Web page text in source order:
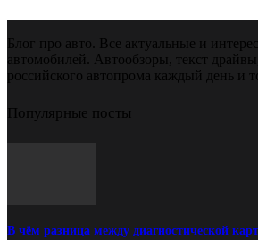
Блог про авто. Все актуальные и
автомобилей. Автообзоры, текст
российского автопрома каждый день и
Популярные посты
В чём разница между диагностической